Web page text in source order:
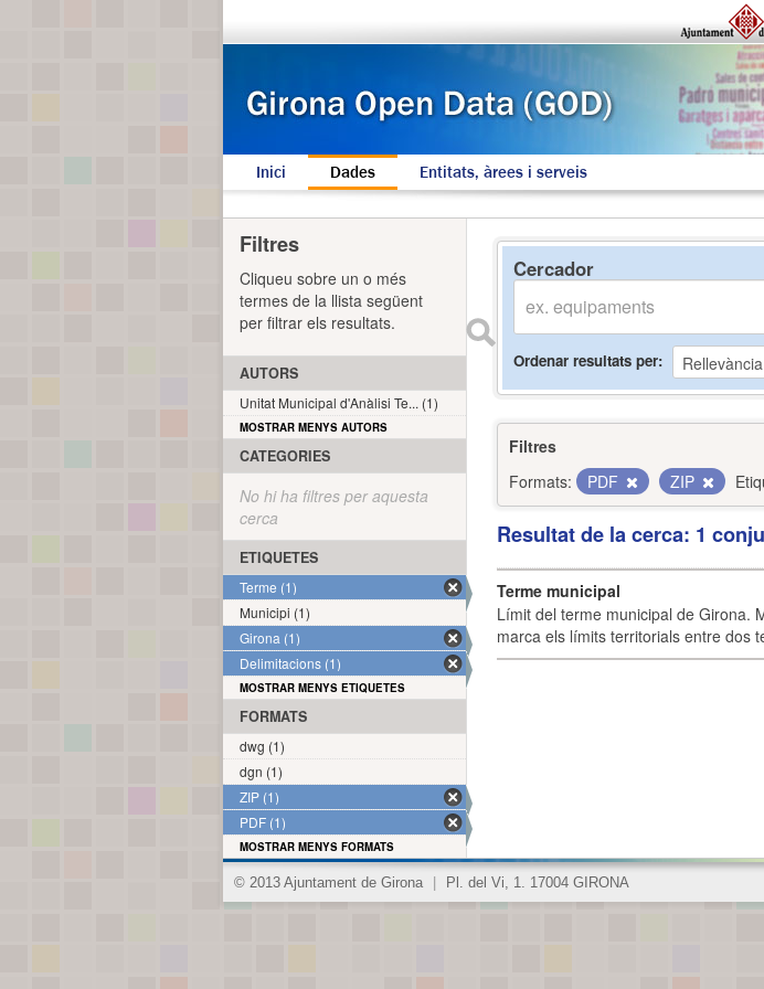
Inici Dades Entitats, àrees i serveis
Cercador
Ordenar resultats per
Filtres
Formats:
PDF ZIP
Resultat de la cerca: 1
Terme municipal
Límit del terme municipal de Girona.
marca els límits territorials entre dos
Filtres
Cliqueu sobre un o més
termes de la llista següent
per filtrar els resultats.
AUTORS
Unitat Municipal d'Anàlisi Te... (1)
MOSTRAR MENYS AUTORS
CATEGORIES
No hi ha filtres per aquesta
cerca
ETIQUETES
Terme (1)
Municipi (1)
Girona (1)
Delimitacions (1)
MOSTRAR MENYS ETIQUETES
FORMATS
dwg (1)
dgn (1)
ZIP (1)
PDF (1)
MOSTRAR MENYS FORMATS
© 2013 Ajuntament de Girona Pl. del Vi, 1. 17004 GIRONA